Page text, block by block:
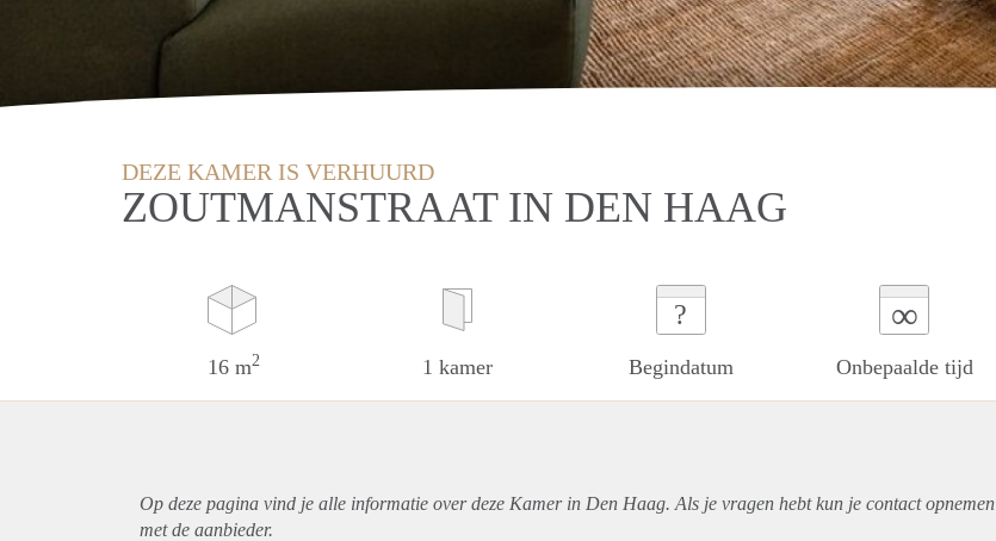
DEZE KAMER IS VERHUURD
ZOUTMANSTRAAT IN DEN HAAG
16 m2 1 kamer
?
Begindatum
∞
Onbepaalde tijd
Op deze pagina vind je alle informatie over deze Kamer in Den Haag. Als je vragen hebt kun je contact opnemen
met de aanbieder.